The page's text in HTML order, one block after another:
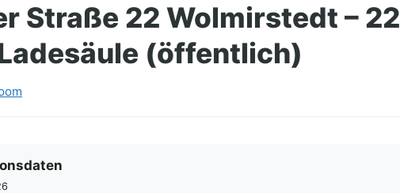
Straße 22 Wolmirstedt – 22
(öffentlich)